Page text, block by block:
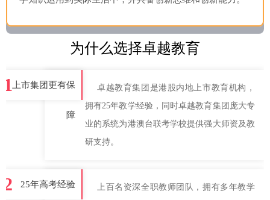
为什么选择卓越教育
1上市集团更有保
障
卓越教育集团是港股内地上市教育机构，
拥有25年教学经验，同时卓越教育集团庞大专
业的系统为港澳台联考学校提供强大师资及教
研支持。
2 25年高考经验
上百名资深全职教师团队，拥有多年教学